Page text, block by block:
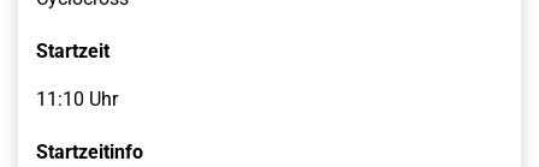
Startzeit
11:10 Uhr
Startzeitinfo